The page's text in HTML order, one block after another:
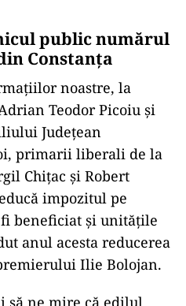
public numărul
Constanța
noastre, la
Teodor Picoiu și
Județean
primarii liberali de la
Chițac și Robert
impozitul pe
beneficiat și unitățile
anul acesta reducerea
Ilie Bolojan.
să ne mire că edilul